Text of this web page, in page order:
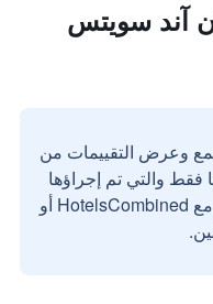
آند سويتس
وعرض التقييمات من
فقط والتي تم إجراؤها
بواسطة مستخدمين حقيقيين مع HotelsCombined أو